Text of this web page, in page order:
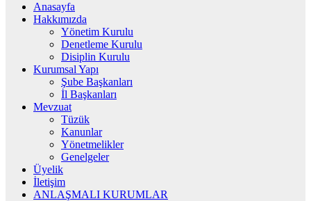
Anasayfa
Hakkımızda
Yönetim Kurulu
Denetleme Kurulu
Disiplin Kurulu
Kurumsal Yapı
Şube Başkanları
İl Başkanları
Mevzuat
Tüzük
Kanunlar
Yönetmelikler
Genelgeler
Üyelik
İletişim
ANLAŞMALI KURUMLAR